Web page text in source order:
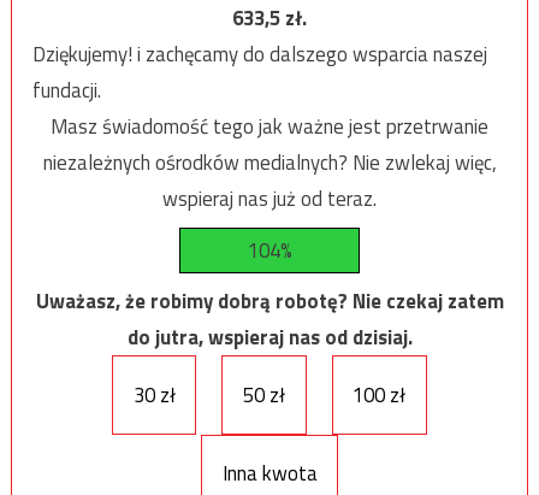
633,5zł.
Dziękujemy! i zachęcamy do dalszego wsparcia naszej
fundacji.
Masz świadomość tego jak ważne jest przetrwanie
niezależnych ośrodków medialnych? Nie zwlekaj więc,
wspieraj nas już od teraz.
104%
Uważasz, że robimy dobrą robotę? Nie czekaj zatem
do jutra, wspieraj nas od dzisiaj.
30 zł
50 zł 100 zł
Inna kwota